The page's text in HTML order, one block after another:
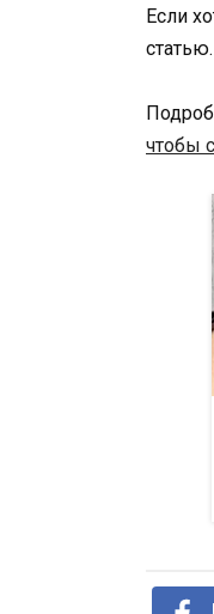
Если
статью.
чтобы